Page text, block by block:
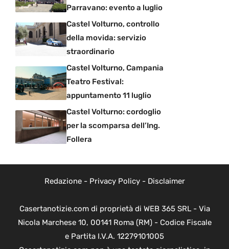
Parravano: evento a luglio
Castel Volturno, controllo
della movida: servizio
straordinario
Castel Volturno, Campania
Teatro Festival:
appuntamento 11 luglio
Castel Volturno: cordoglio
per la scomparsa dell’Ing.
Follera
Redazione- Privacy Policy- Disclaimer
Casertanotizie.com di proprietà di WEB 365 SRL - Via
Nicola Marchese 10, 00141 Roma (RM) - Codice Fiscale
e Partita I.V.A. 12279101005